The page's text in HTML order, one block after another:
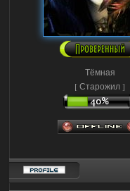
Тёмная
[ Старожил ]